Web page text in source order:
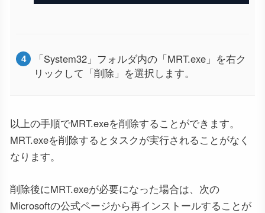
「System32」フォルダ内の「MRT.exe」を右ク
リックして「削除」を選択します。
以上の手順でMRT.exeを削除することができます。
MRT.exeを削除するとタスクが実行されることがなく
なります。
削除後にMRT.exeが必要になった場合は、次の
Microsoftの公式ページから再インストールすることが